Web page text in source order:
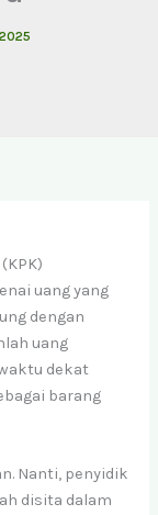
uang yang
dengan
uang
dekat
barang
Nanti, penyidik
disita dalam